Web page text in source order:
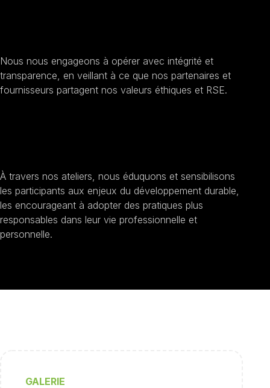
Nous nous engageons à opérer avec intégrité et
transparence, en veillant à ce que nos partenaires et
fournisseurs partagent nos valeurs éthiques et RSE.
À travers nos ateliers, nous éduquons et sensibilisons
les participants aux enjeux du développement durable,
les encourageant à adopter des pratiques plus
responsables dans leur vie professionnelle et
personnelle.
GALERIE